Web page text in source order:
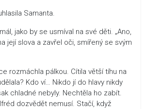
Samanta.
jako by se usmíval na své děti. „Ano,
její slova a zavřel oči, smířený se svým
rozmáchla pálkou. Cítila větší tíhu na
Kdo ví… Nikdo jí do hlavy nikdy
chladné nebyly. Nechtěla ho zabít.
dozvědět nemusí. Stačí, když